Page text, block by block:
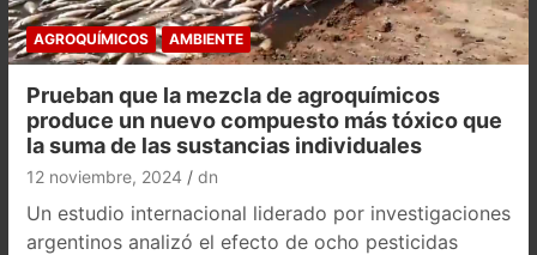
AGROQUÍMICOS AMBIENTE
Prueban que la mezcla de agroquímicos
produce un nuevo compuesto más tóxico que
la suma de las sustancias individuales
12 noviembre, 2024 dn
Un estudio internacional liderado por investigaciones
argentinos analizó el efecto de ocho pesticidas